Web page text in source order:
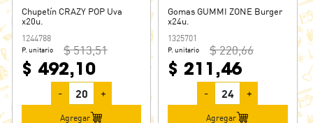
Chupetín CRAZY POP Uva
x20u.
1244788
P. unitario $ 513,51
$ 492,10
- +
Agregar
Gomas GUMMI ZONE Burger
x24u.
1325701
P. unitario $ 220,66
$ 211,46
- +
Agregar